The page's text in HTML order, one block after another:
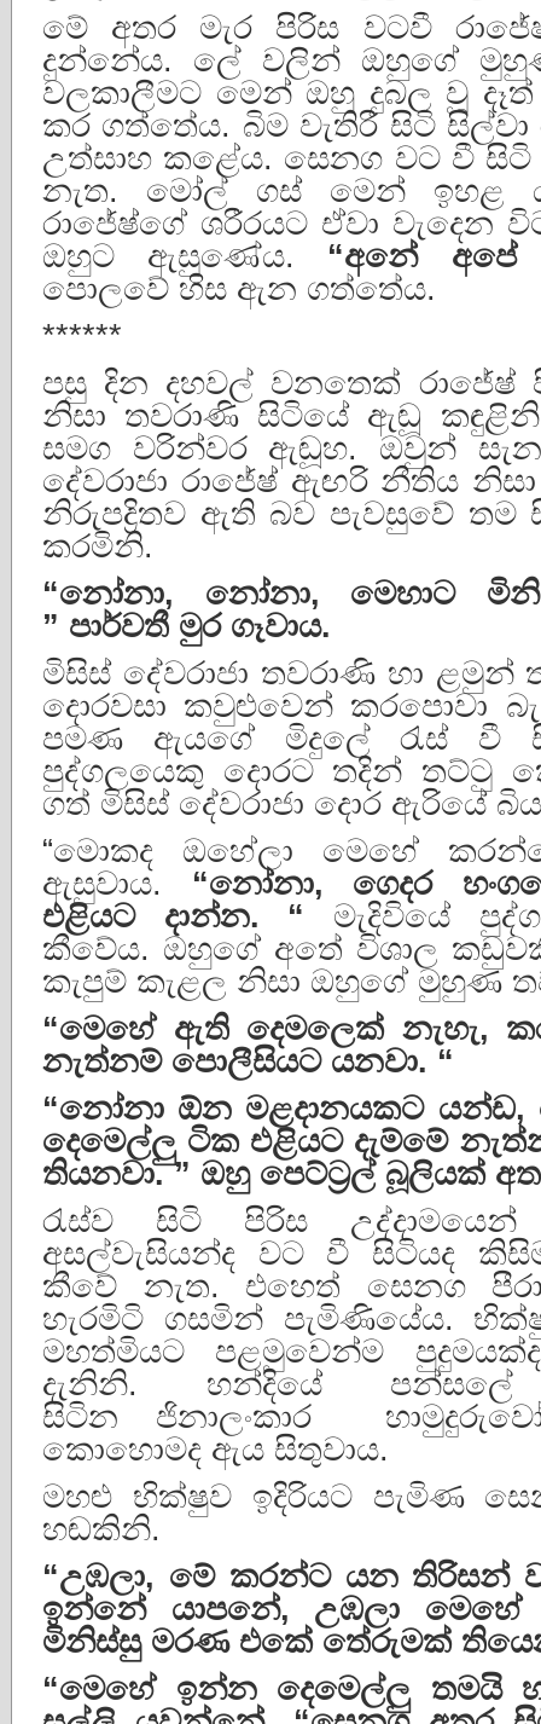
මේ අතර මැර පිරිස වටවී
දුන්නේය. ලේ වලින් ඔහුගේ
වලකාලීමට මෙන් ඔහු දුබල වූ
කර ගත්තේය. බිම වැතිරී සිටි සිල්වා
උත්සාහ කළේය. සෙනග වට වී සිටි
නැත. මෝල් ගස් මෙන් ඉහළ
රාජේෂ්ගේ ශරීරයට ඒවා
ඔහුට ඇසුණේය. “අනේ
අපේ
පොලවේ හිස ඇන ගත්තේය.
******
පසු දින දහවල් වනතෙක් රාජේෂ්
නිසා තවරාණි සිටියේ ඇඬූ
සමග වරින්වර ඇඬූහ. ඔවුන්
දේවරාජා රාජේෂ් ඇඟරි නීතිය
නිරුපද්‍රිතව ඇති බව පැවසුවේ තම
කරමිනි.
“නෝනා, නෝනා, මෙහාට
” පාර්වතී මුර ගෑවාය.
මිසිස් දේවරාජා තවරාණි හා ළමුන්
දොරවසා කවුළුවෙන් කරපොවා
පමණ ඇයගේ මිදුලේ රැස් වී
පුද්ගලයෙකු දොරට තදින් තට්ටු
ගත් මිසිස් දේවරාජා දොර ඇරියේ
“මොකද ඔහේලා මෙහේ
ඇසුවාය. “නෝනා, ගෙදර
එළියට
දාන්න. “ මැදිවියේ
කීවේය. ඔහුගේ අතේ විශාල
කැපුම් කැළල නිසා ඔහුගේ මුහුණ
“මෙහේ ඇති දෙමලෙක් නැහැ,
නැත්නම් පොලීසියට යනවා. “
“නෝනා ඕන මළදානයකට යන්ඩ,
දෙමෙල්ලු ටික එළියට දැම්මේ
තියනවා. ” ඔහු පෙට්ට්රල් බූලියක්
රැස්ව සිටි පිරිස
අසල්වැසියන්ද වට වී සිටියද
කීවේ නැත. එහෙත් සෙනග
හැරමිටි ගසමින් පැමිණියේය.
මහත්මියට පළමුවෙන්ම
දැනිනි. හන්දියේ
සිටින ජිනාලංකාර
කොහොමද ඇය සිතුවාය.
මහළු භික්ෂුව ඉදිරියට පැමිණ
හඬකිනි.
“උඹලා, මේ කරන්ට යන තිරිසන්
ඉන්නේ
යාපනේ, උඹලා
මෙහේ
මිනිස්සු මරණ එකේ තේරුමක්
“මෙහේ ඉන්න දෙමෙල්ලු තමයි